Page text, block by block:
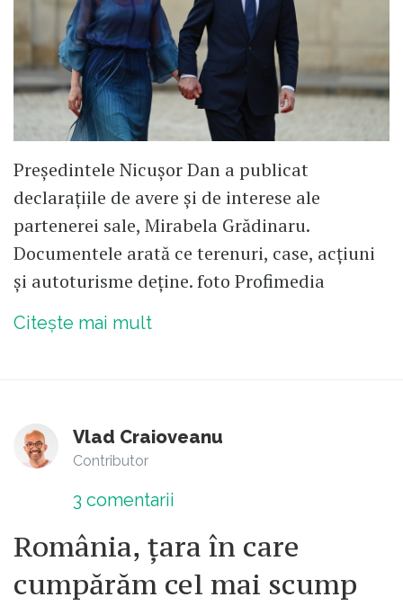
Președintele Nicușor Dan a publicat
declarațiile de avere și de interese ale
partenerei sale, Mirabela Grădinaru.
Documentele arată ce terenuri, case, acțiuni
și autoturisme deține. foto Profimedia
Citește mai mult
Vlad Craioveanu
Contributor
3 comentarii
România, țara în care
cumpărăm cel mai scump